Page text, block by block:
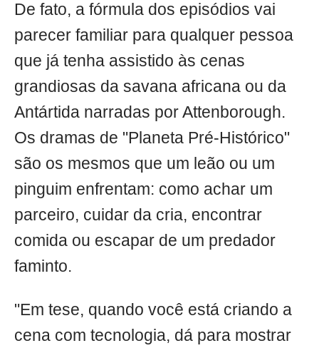
De fato, a fórmula dos episódios vai
parecer familiar para qualquer pessoa
que já tenha assistido às cenas
grandiosas da savana africana ou da
Antártida narradas por Attenborough.
Os dramas de "Planeta Pré-Histórico"
são os mesmos que um leão ou um
pinguim enfrentam: como achar um
parceiro, cuidar da cria, encontrar
comida ou escapar de um predador
faminto.
"Em tese, quando você está criando a
cena com tecnologia, dá para mostrar